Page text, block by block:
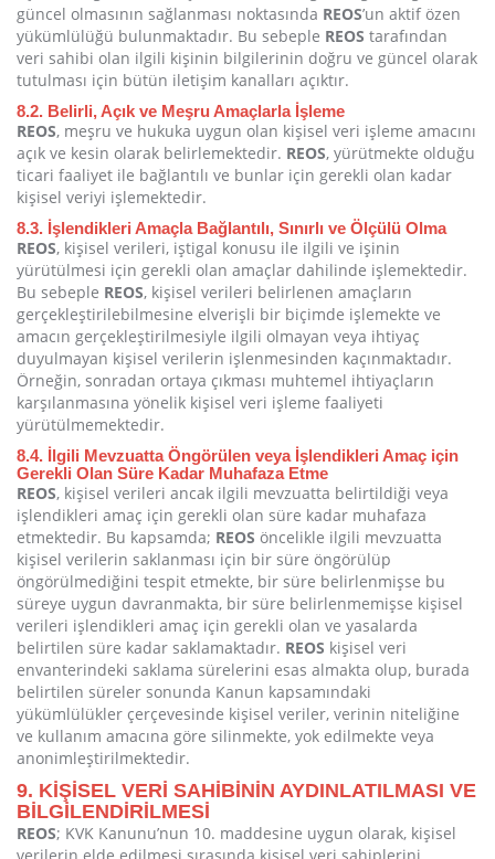
güncel olmasının sağlanması noktasında REOS’un aktif özen
yükümlülüğü bulunmaktadır. Bu sebeple REOS tarafından
veri sahibi olan ilgili kişinin bilgilerinin doğru ve güncel olarak
tutulması için bütün iletişim kanalları açıktır.
8.2. Belirli, Açık ve Meşru Amaçlarla İşleme
REOS, meşru ve hukuka uygun olan kişisel veri işleme amacını
açık ve kesin olarak belirlemektedir. REOS, yürütmekte olduğu
ticari faaliyet ile bağlantılı ve bunlar için gerekli olan kadar
kişisel veriyi işlemektedir.
8.3. İşlendikleri Amaçla Bağlantılı, Sınırlı ve Ölçülü Olma
REOS, kişisel verileri, iştigal konusu ile ilgili ve işinin
yürütülmesi için gerekli olan amaçlar dahilinde işlemektedir.
Bu sebeple REOS, kişisel verileri belirlenen amaçların
gerçekleştirilebilmesine elverişli bir biçimde işlemekte ve
amacın gerçekleştirilmesiyle ilgili olmayan veya ihtiyaç
duyulmayan kişisel verilerin işlenmesinden kaçınmaktadır.
Örneğin, sonradan ortaya çıkması muhtemel ihtiyaçların
karşılanmasına yönelik kişisel veri işleme faaliyeti
yürütülmemektedir.
8.4. İlgili Mevzuatta Öngörülen veya İşlendikleri Amaç için
Gerekli Olan Süre Kadar Muhafaza Etme
REOS, kişisel verileri ancak ilgili mevzuatta belirtildiği veya
işlendikleri amaç için gerekli olan süre kadar muhafaza
etmektedir. Bu kapsamda; REOS öncelikle ilgili mevzuatta
kişisel verilerin saklanması için bir süre öngörülüp
öngörülmediğini tespit etmekte, bir süre belirlenmişse bu
süreye uygun davranmakta, bir süre belirlenmemişse kişisel
verileri işlendikleri amaç için gerekli olan ve yasalarda
belirtilen süre kadar saklamaktadır. REOS kişisel veri
envanterindeki saklama sürelerini esas almakta olup, burada
belirtilen süreler sonunda Kanun kapsamındaki
yükümlülükler çerçevesinde kişisel veriler, verinin niteliğine
ve kullanım amacına göre silinmekte, yok edilmekte veya
anonimleştirilmektedir.
9. KİŞİSEL VERİ SAHİBİNİN AYDINLATILMASI VE
BİLGİLENDİRİLMESİ
REOS; KVK Kanunu’nun 10. maddesine uygun olarak, kişisel